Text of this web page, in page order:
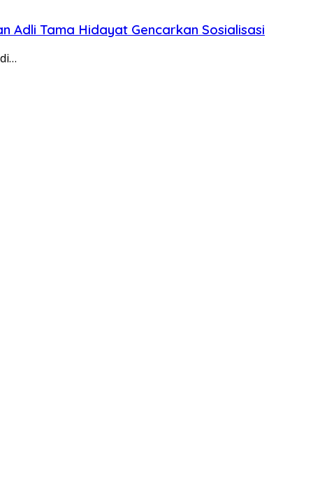
Adli Tama Hidayat Gencarkan Sosialisasi